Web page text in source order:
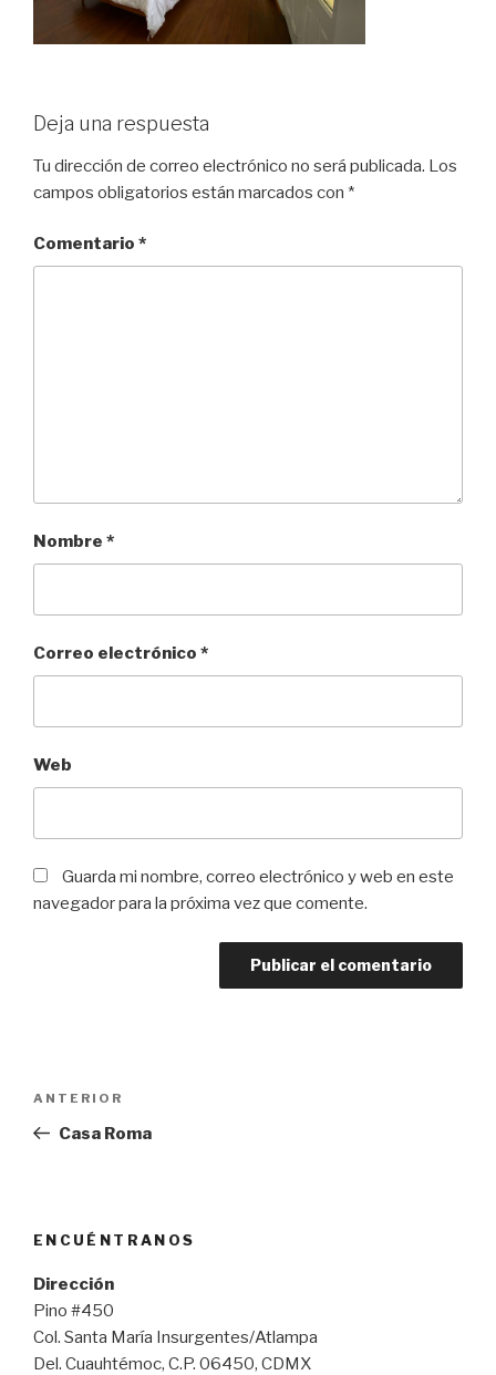
Deja una respuesta
Tu dirección de correo electrónico no será publicada. Los
campos obligatorios están marcados con *
Comentario *
Nombre *
Correo electrónico *
Web
Guarda mi nombre, correo electrónico y web en este
navegador para la próxima vez que comente.
entradas
Entrada
anterior:
ANTERIOR
Casa Roma
ENCUÉNTRANOS
Dirección
Pino #450
Col. Santa María Insurgentes/Atlampa
Del. Cuauhtémoc, C.P. 06450, CDMX